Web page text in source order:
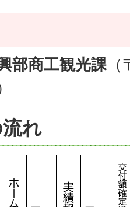
部商工観光課（
れ